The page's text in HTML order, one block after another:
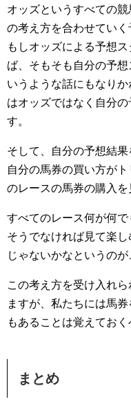
オッズというすべての
の考え方を合わせていく
もしオッズによる予想
ば、そもそも自分の予
いうような話にもなり
はオッズではなく自分
す。
そして、自分の予想結
自分の馬券の買い方が
のレースの馬券の購入を
すべてのレース何が何で
そうでなければ見て楽
じゃないかなというのが
この考え方を受け入れ
ますが、私たちには馬
もあることは覚えておく
まとめ